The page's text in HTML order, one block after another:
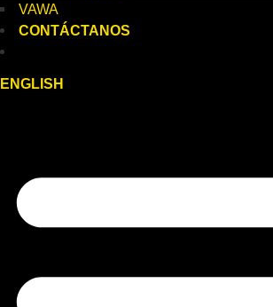
VAWA
CONTÁCTANOS
ENGLISH